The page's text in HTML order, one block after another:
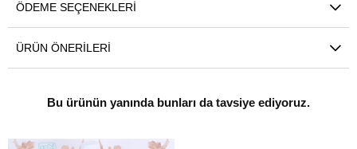
ÖDEME SEÇENEKLERI
ÜRÜN ÖNERILERI
Bu ürünün yanında bunları da tavsiye ediyoruz.